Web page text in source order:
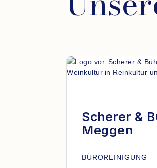
Scherer &
Meggen
BÜROREINIGUNG